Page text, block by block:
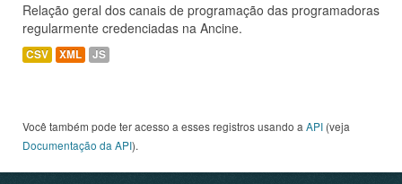
Relação geral dos canais de programação das programadoras
regularmente credenciadas na Ancine.
CSV XML JS
Você também pode ter acesso a esses registros usando a API (veja
Documentação da API).